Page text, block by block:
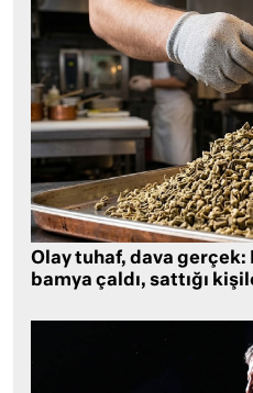
Olay tuhaf, dava
bamya çaldı, sattığı